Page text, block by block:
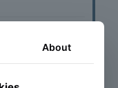
Porz
im
About